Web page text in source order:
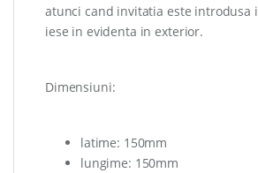
atunci cand invitatia este introdusa
iese in evidenta in exterior.
Dimensiuni:
latime: 150mm
lungime: 150mm